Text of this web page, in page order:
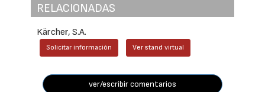
RELACIONADAS
Kärcher, S.A.
Solicitar información Ver stand virtual
ver/escribir comentarios